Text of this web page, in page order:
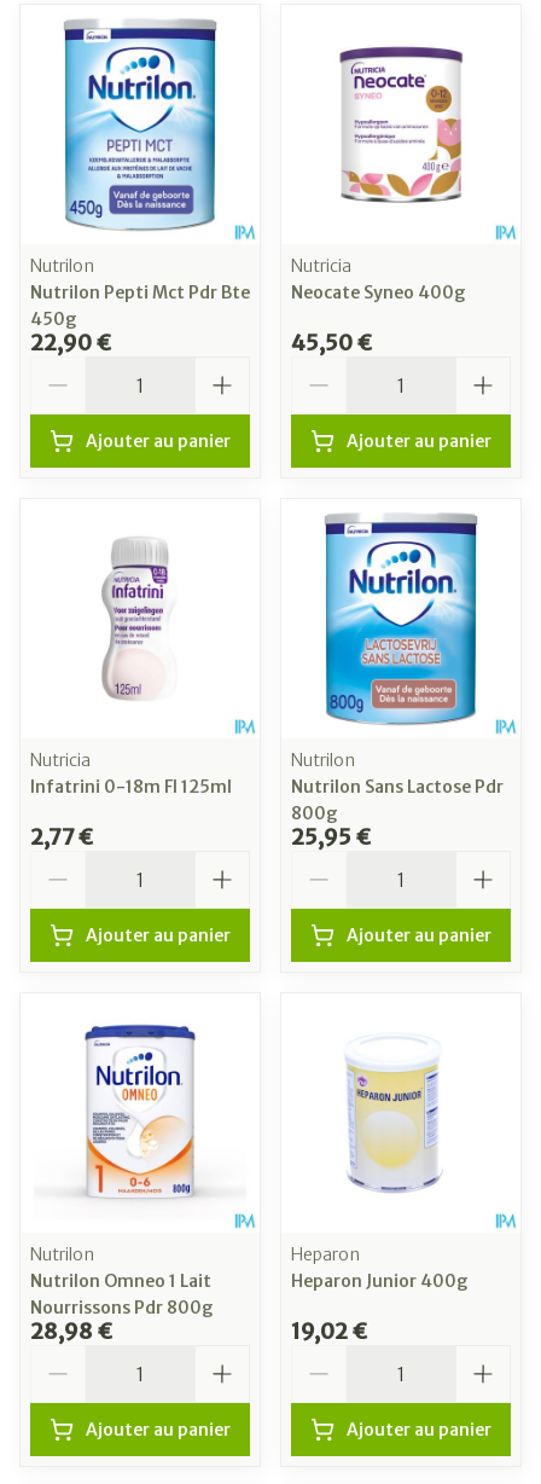
Nutrilon
Nutrilon Pepti Mct Pdr Bte
450g
22,90 €
Ajouter au panier
Nutricia
Neocate Syneo 400g
45,50 €
Ajouter au panier
Nutricia
Infatrini 0-18m Fl 125ml
2,77 €
Ajouter au panier
Nutrilon
Nutrilon Sans Lactose Pdr
800g
25,95 €
Ajouter au panier
Nutrilon
Nutrilon Omneo 1 Lait
Nourrissons Pdr 800g
28,98 €
Ajouter au panier
Heparon
Heparon Junior 400g
19,02 €
Ajouter au panier